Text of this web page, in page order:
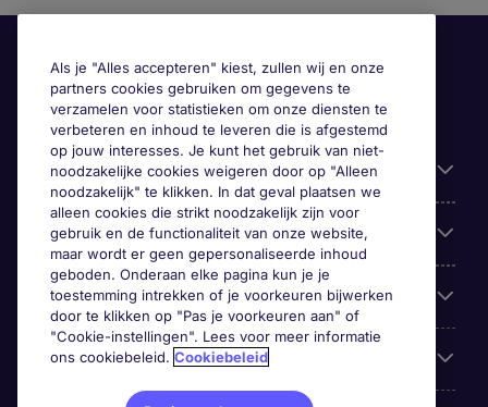
Handige informatie
Onze expertise
Google Rating
Mobile apps
Als je "Alles accepteren" kiest, zullen wij en onze
partners cookies gebruiken om gegevens te
verzamelen voor statistieken om onze diensten te
verbeteren en inhoud te leveren die is afgestemd
op jouw interesses. Je kunt het gebruik van niet-
noodzakelijke cookies weigeren door op "Alleen
noodzakelijk" te klikken. In dat geval plaatsen we
alleen cookies die strikt noodzakelijk zijn voor
gebruik en de functionaliteit van onze website,
maar wordt er geen gepersonaliseerde inhoud
geboden. Onderaan elke pagina kun je je
toestemming intrekken of je voorkeuren bijwerken
door te klikken op "Pas je voorkeuren aan" of
"Cookie-instellingen". Lees voor meer informatie
ons cookiebeleid. Cookiebeleid